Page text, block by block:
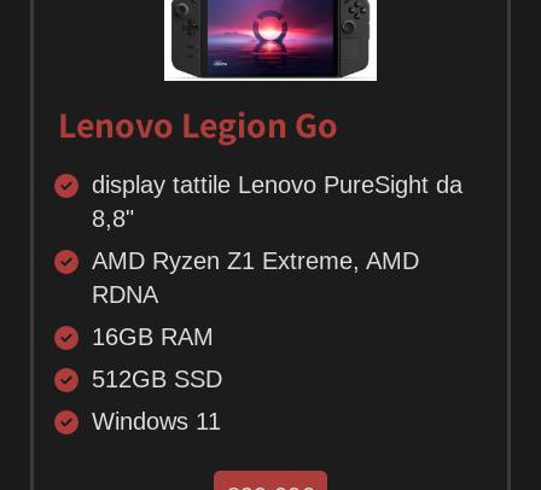
Lenovo Legion Go
display tattile Lenovo PureSight da
8,8"
AMD Ryzen Z1 Extreme, AMD
RDNA
16GB RAM
512GB SSD
Windows 11